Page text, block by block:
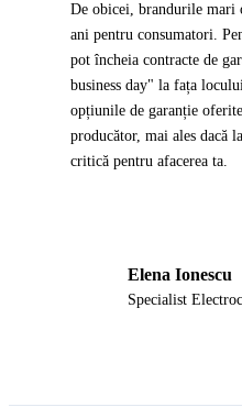
De obicei, brandurile mari
ani pentru consumatori.
pot încheia contracte de
business day" la fața
opțiunile de garanție
producător, mai ales dacă
critică pentru afacerea ta.
Elena Ionescu
Specialist